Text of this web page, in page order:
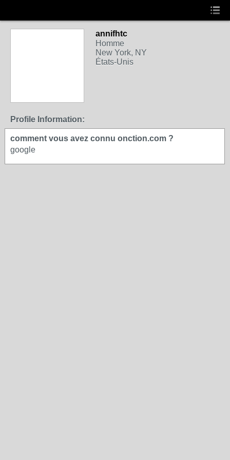
annifhtc
Homme
New York, NY
États-Unis
Profile Information:
comment vous avez connu onction.com ?
google